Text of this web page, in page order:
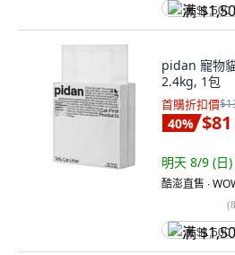
满 $1,500
pidan 寵物
2.4kg, 1包
首購折扣價
40% $81
明天 8/9 (日)
酷澎直售 ∙
(
满 $1,500